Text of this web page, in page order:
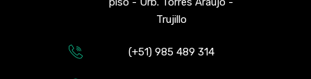
Trujillo
(+51) 985 489 314